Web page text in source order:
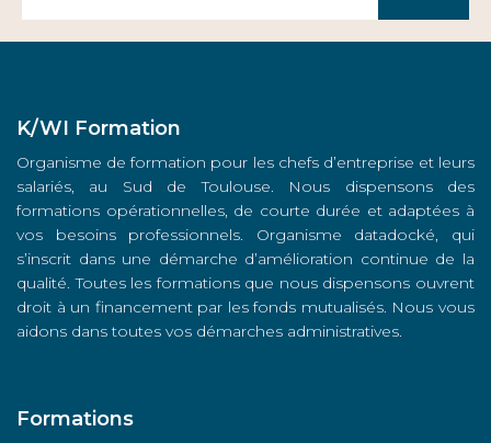
K/WI Formation
Organisme de formation pour les chefs d’entreprise et leurs
salariés, au Sud de Toulouse. Nous dispensons des
formations opérationnelles, de courte durée et adaptées à
vos besoins professionnels. Organisme datadocké, qui
s’inscrit dans une démarche d’amélioration continue de la
qualité. Toutes les formations que nous dispensons ouvrent
droit à un financement par les fonds mutualisés. Nous vous
aidons dans toutes vos démarches administratives.
Formations